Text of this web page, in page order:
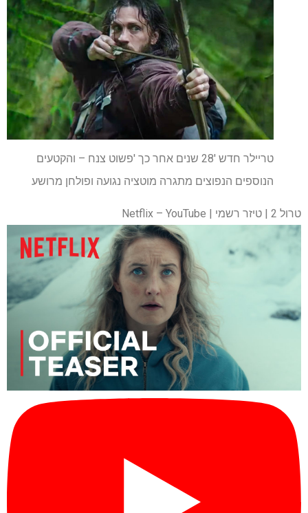
טריילר חדש '28 שנים אחר כך 'פשוט צנח – והקטעים
הנוספים הנפוצים מתגרה מוטציה נגועה ופולחן מרושע
טרול 2 | טיזר רשמי | Netflix – YouTube